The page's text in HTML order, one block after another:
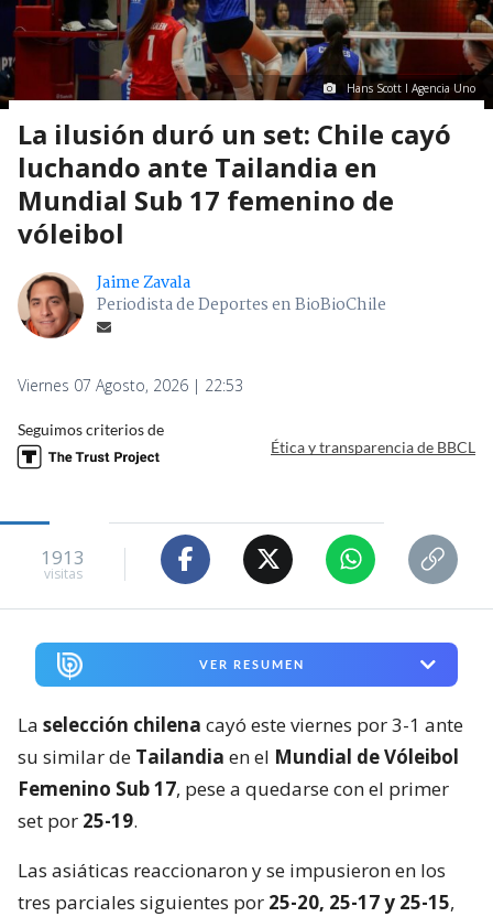
Hans Scott I Agencia Uno
La ilusión duró un set: Chile cayó
luchando ante Tailandia en
Mundial Sub 17 femenino de
vóleibol
Jaime Zavala
Periodista de Deportes en BioBioChile
Viernes 07 Agosto, 2026 | 22:53
Seguimos criterios de
Ética y transparencia de BBCL
1913
visitas
VER RESUMEN
La selección chilena cayó este viernes por 3-1 ante
su similar de Tailandia en el Mundial de Vóleibol
Femenino Sub 17, pese a quedarse con el primer
set por 25-19.
Las asiáticas reaccionaron y se impusieron en los
tres parciales siguientes por 25-20, 25-17 y 25-15,